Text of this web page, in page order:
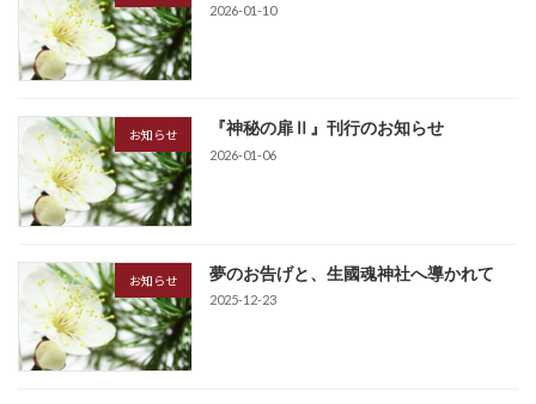
2026-01-10
お知らせ 『神秘の扉Ⅱ』刊行のお知らせ
2026-01-06
お知らせ 夢のお告げと、生國魂神社へ導かれて
2025-12-23